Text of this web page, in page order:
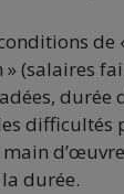
de
(salaires
durée
difficultés
durée.